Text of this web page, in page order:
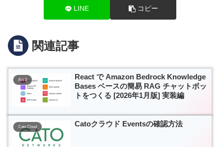
LINE コピー
関連記事
AWS
React で Amazon Bedrock Knowledge
Bases ベースの簡易 RAG チャットボッ
トをつくる [2026年1月版] 実装編
Cato Cloud Catoクラウド Eventsの確認方法